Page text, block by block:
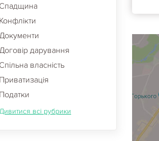
Спадщина
Конфлікти
дарування
Спільна власність
Приватизація
Податки
всі рубрики